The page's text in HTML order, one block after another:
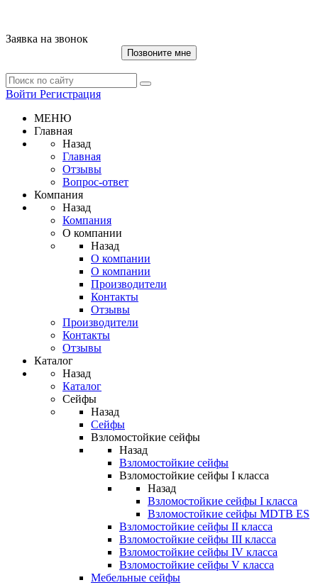
Заявка на звонок
Позвоните мне
Войти Регистрация
МЕНЮ
Главная
Назад
Главная
Отзывы
Вопрос-ответ
Компания
Назад
Компания
О компании
Назад
О компании
О компании
Производители
Контакты
Отзывы
Производители
Контакты
Отзывы
Каталог
Назад
Каталог
Сейфы
Назад
Сейфы
Взломостойкие сейфы
Назад
Взломостойкие сейфы
Взломостойкие сейфы I класса
Назад
Взломостойкие сейфы I класса
Взломостойкие сейфы MDTB ES
Взломостойкие сейфы II класса
Взломостойкие сейфы III класса
Взломостойкие сейфы IV класса
Взломостойкие сейфы V класса
Мебельные сейфы